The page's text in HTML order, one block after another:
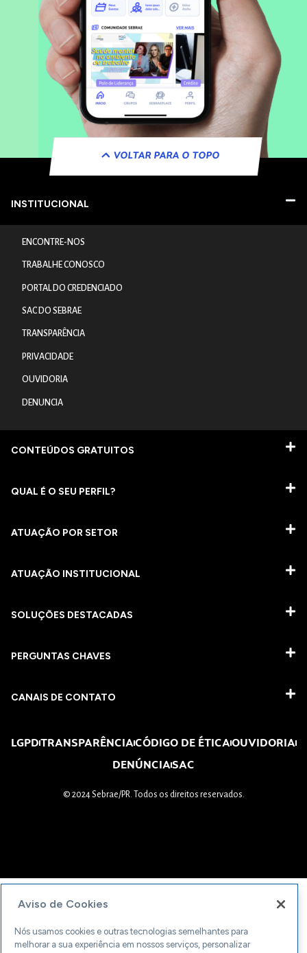
VOLTAR PARA O TOPO
INSTITUCIONAL
ENCONTRE-NOS
TRABALHE CONOSCO
PORTAL DO CREDENCIADO
SAC DO SEBRAE
TRANSPARÊNCIA
PRIVACIDADE
OUVIDORIA
DENUNCIA
CONTEÚDOS GRATUITOS
QUAL É O SEU PERFIL?
ATUAÇÃO POR SETOR
ATUAÇÃO INSTITUCIONAL
SOLUÇÕES DESTACADAS
PERGUNTAS CHAVES​
CANAIS DE CONTATO
LGPDTRANSPARÊNCIACÓDIGO DE ÉTICAOUVIDORIA
DENÚNCIASAC
© 2024 Sebrae/PR. Todos os direitos reservados.
Aviso de Cookies
Nós usamos cookies e outras tecnologias semelhantes para
melhorar a sua experiência em nossos serviços, personalizar